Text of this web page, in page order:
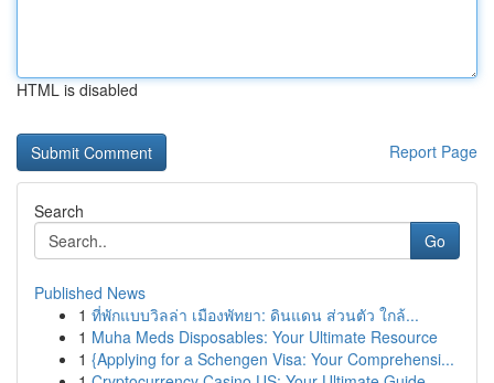
HTML is disabled
Report Page
Search
Go
Published News
1 ที่พักแบบวิลล่า เมืองพัทยา: ดินแดน ส่วนตัว ใกล้...
1 Muha Meds Disposables: Your Ultimate Resource
1 {Applying for a Schengen Visa: Your Comprehensi...